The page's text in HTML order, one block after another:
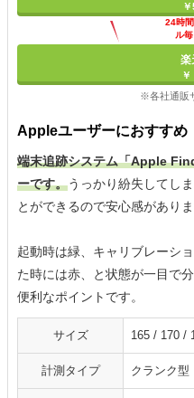
24時
ル
楽
￥
※各社通販
Appleユーザーにおすすめ
端末追跡システム「Apple
ーです。うっかり紛失してし
とができるので安心感がありま
起動時は緑、キャリブレーシ
た時には赤、と状態が一目で
便利なポイントです。
サイズ 165 / 170 /
計測タイプ クランク型